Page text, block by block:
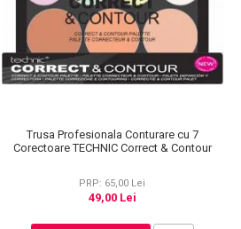
Trusa Profesionala Conturare cu 7
Corectoare TECHNIC Correct & Contour
PRP: 65,00 Lei
49,00 Lei